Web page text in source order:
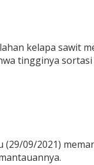
kelapa sawit
tingginya
(29/09/2021)